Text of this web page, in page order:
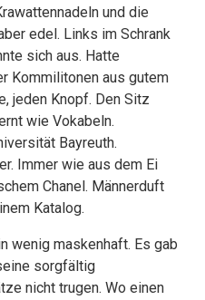
und die
edel. Links im Schrank
sich aus. Hatte
Kommilitonen aus gutem
jeden Knopf. Den Sitz
wie Vokabeln.
Bayreuth.
Immer wie aus dem Ei
Chanel. Männerduft
Katalog.
wenig maskenhaft. Es gab
sorgfältig
nicht trugen. Wo einen